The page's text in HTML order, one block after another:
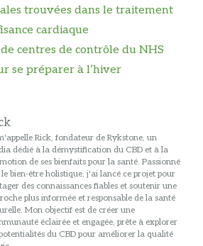
trouvées dans le traitement
cardiaque
centres de contrôle du NHS
se préparer à l’hiver
Rick, fondateur de Rykstone, un
dédié à la démystification du CBD et à la
de ses bienfaits pour la santé. Passionné
bien-être holistique, j'ai lancé ce projet pour
des connaissances fiables et soutenir une
plus informée et responsable de la santé
Mon objectif est de créer une
éclairée et engagée, prête à explorer
du CBD pour améliorer la qualité